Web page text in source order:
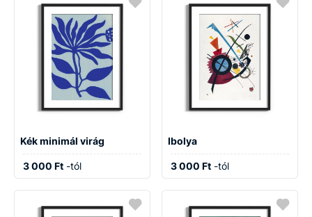
Kék minimál virág
3 000 Ft -tól
Ibolya
3 000 Ft -tól